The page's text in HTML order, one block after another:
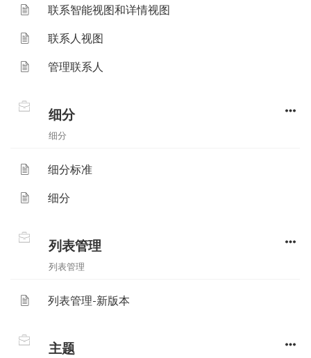
联系智能视图和详情视图
联系人视图
管理联系人
细分
细分
细分标准
细分
列表管理
列表管理
列表管理-新版本
主题